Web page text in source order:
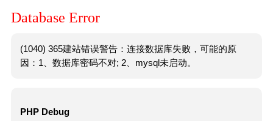
Database Error
(1040) 365建站错误警告：连接数据库失败，可能的原
因：1、数据库密码不对; 2、mysql未启动。
PHP Debug